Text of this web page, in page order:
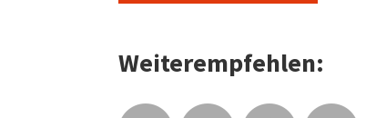
Weiterempfehlen: